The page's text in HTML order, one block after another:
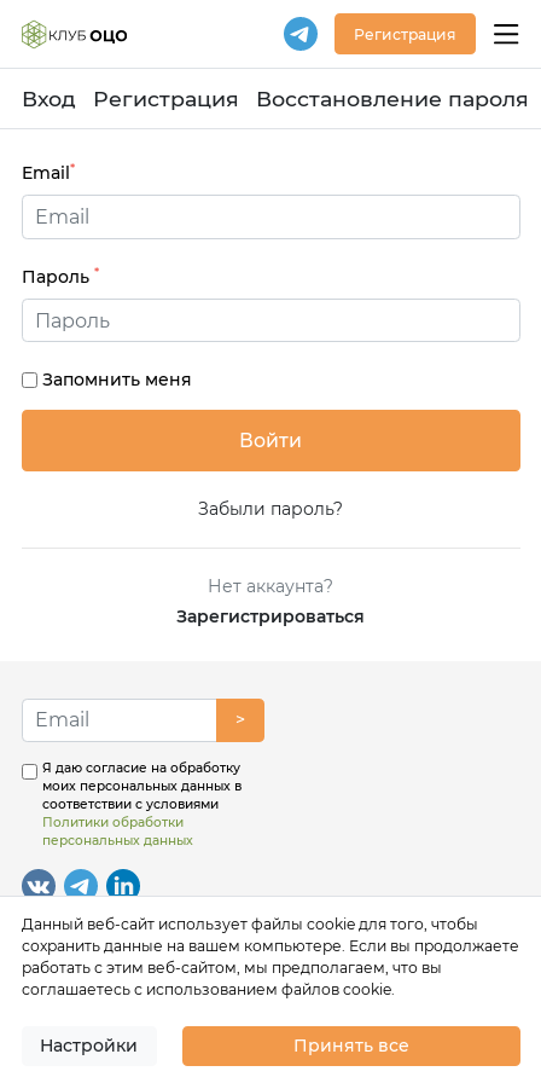
Регистрация
Вход Регистрация Восстановление пароля
Email*
Пароль *
Запомнить меня
Забыли пароль?
Нет аккаунта?
Зарегистрироваться
>
Я даю согласие на обработку
моих персональных данных в
соответствии с условиями
Политики обработки
персональных данных
Данный веб-сайт использует файлы cookie для того, чтобы
сохранить данные на вашем компьютере. Если вы продолжаете
работать с этим веб-сайтом, мы предполагаем, что вы
соглашаетесь с использованием файлов cookie.
Настройки Принять все